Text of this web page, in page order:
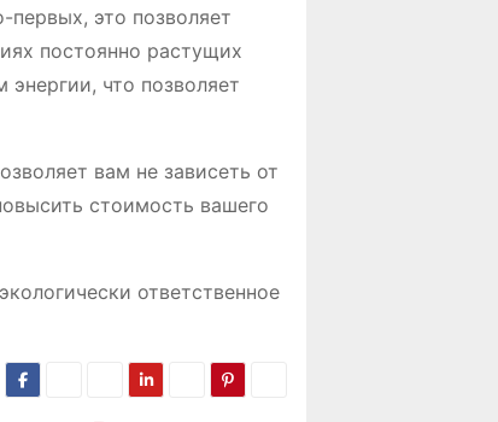
это позволяет
постоянно растущих
что позволяет
вам не зависеть от
стоимость вашего
ответственное